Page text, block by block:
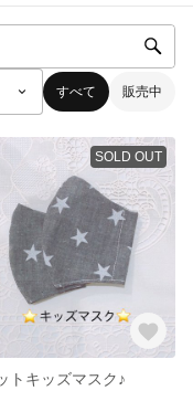
すべて 販売中
SOLD OUT
トキッズマスク♪